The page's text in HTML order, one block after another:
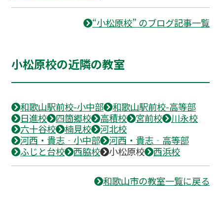
“小松原校” のブログ記事一覧
小松原校の近隣の教室
和歌山駅前校-小中部
和歌山駅前校-高等部
日進校
四箇郷校 高積校 宮前校
川永校
六十谷校
楠見校
河北校
河西・貴志‐小中部
河西・貴志‐高等部
ふじと台校
西脇校 小松原校 西浜校
和歌山市の教室一覧に戻る